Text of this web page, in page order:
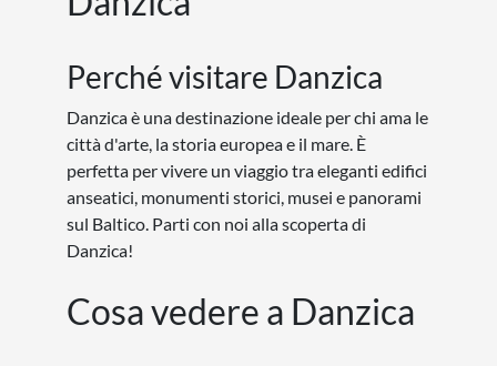
Perché visitare Danzica
Danzica è una destinazione ideale per chi ama le
città d'arte, la storia europea e il mare. È
perfetta per vivere un viaggio tra eleganti edifici
anseatici, monumenti storici, musei e panorami
sul Baltico. Parti con noi alla scoperta di
Danzica!
Cosa vedere a Danzica